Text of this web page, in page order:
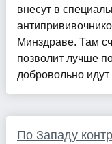
внесут в
Минздраве. Там
позволит лучше
добровольно идут
По Западу